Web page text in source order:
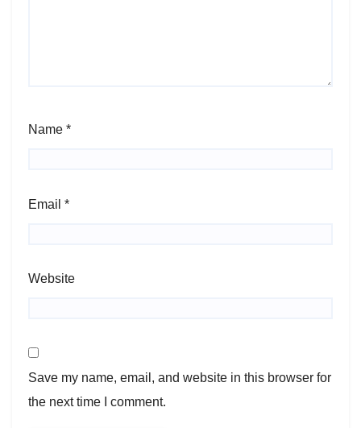
Name *
Email *
Website
Save my name, email, and website in this browser for
the next time I comment.